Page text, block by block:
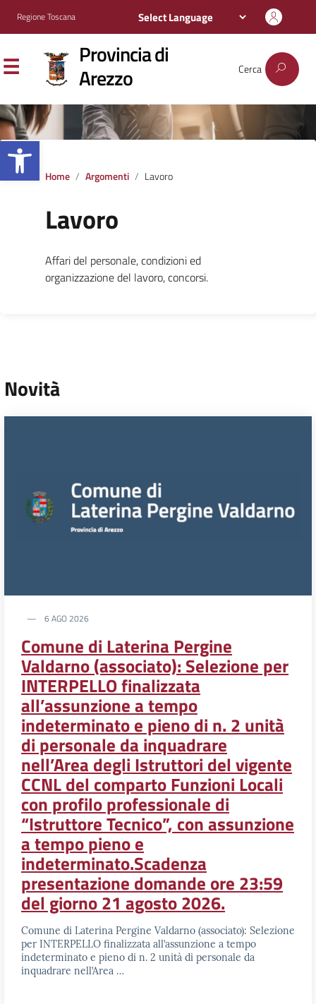
Apri la barra degli strumenti
Regione Toscana
Provincia di
Arezzo Cerca
Home Argomenti Lavoro
Lavoro
Affari del personale, condizioni ed
organizzazione del lavoro, concorsi.
Novità
6 AGO 2026
Comune di Laterina Pergine
Valdarno (associato): Selezione per
INTERPELLO finalizzata
all’assunzione a tempo
indeterminato e pieno di n. 2 unità
di personale da inquadrare
nell’Area degli Istruttori del vigente
CCNL del comparto Funzioni Locali
con profilo professionale di
“Istruttore Tecnico”, con assunzione
a tempo pieno e
indeterminato.Scadenza
presentazione domande ore 23:59
del giorno 21 agosto 2026.
Comune di Laterina Pergine Valdarno (associato): Selezione
per INTERPELLO finalizzata all’assunzione a tempo
indeterminato e pieno di n. 2 unità di personale da
inquadrare nell’Area …